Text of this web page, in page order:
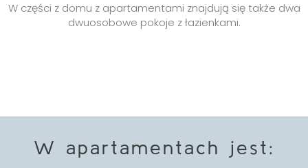
W części z domu z apartamentami znajdują się także dwa
dwuosobowe pokoje z łazienkami.
W apartamentach jest: